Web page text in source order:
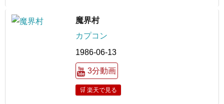
魔界村
カプコン
1986-06-13
3分動画
🛒 楽天で見る